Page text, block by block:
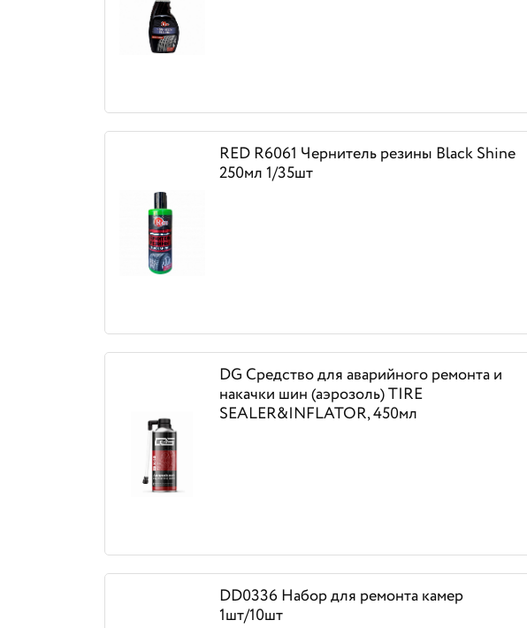
RED R6061 Чернитель резины Black Shine
250мл 1/35шт
DG Средство для аварийного ремонта и
накачки шин (аэрозоль) TIRE
SEALER&INFLATOR, 450мл
DD0336 Набор для ремонта камер
1шт/10шт